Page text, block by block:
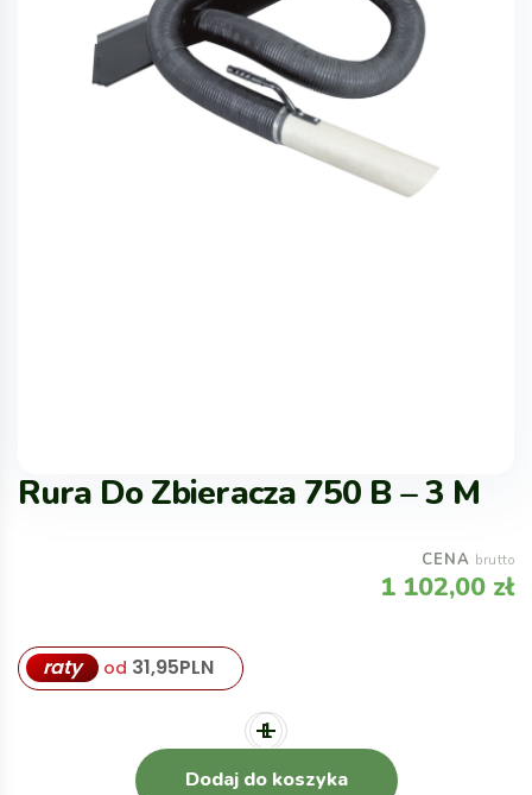
Rura Do Zbieracza 750 B – 3 M
CENA brutto
1 102,00 zł
raty od 31,95PLN
Dodaj do koszyka